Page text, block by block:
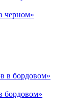
черном»
бордовом»